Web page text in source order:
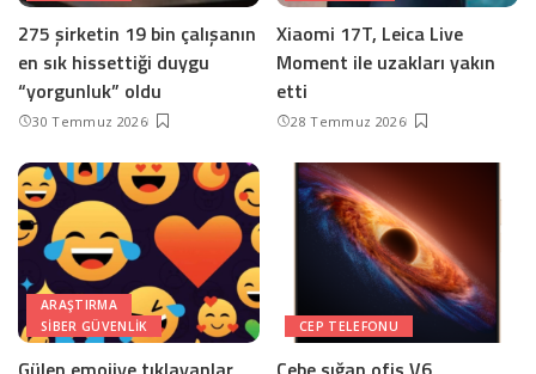
275 şirketin 19 bin çalışanın
en sık hissettiği duygu
“yorgunluk” oldu
30 Temmuz 2026
Xiaomi 17T, Leica Live
Moment ile uzakları yakın
etti
28 Temmuz 2026
ARAŞTIRMA
SIBER GÜVENLIK
CEP TELEFONU